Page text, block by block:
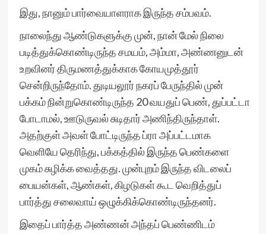
இது, நானும் பார்வையாளராக இருந்த சம்பவம்.
நாலைந்து ஆண்டுகளுக்கு முன், நான் மேல் நிலை
படித்துக்கொண்டிருந்த சமயம், அம்மா, அண்ணனுடன்
உறவினர் திருமணத்துக்காக கோயமுத்தூர்
சென்றிருந்தோம். துடியலூர் நகரப் பேருந்தில் முன்
பக்கம் நின்றுகொண்டிருந்த 20 வயதுப் பெண், துப்பட்டா
போடாமல், ஊடுருவல் சுடிதார் அணிந்திருந்தாள்.
அதற்குள் அவள் போட்டிருந்த ப்ரா அப்பட்டமாக
வெளியே தெரிந்து, பக்கத்தில் இருந்த பெண்களை
முகம் சுழிக்க வைத்தது. முன்புறம் இருந்த விடலைப்
பையன்கள், ஆண்கள், கிழடுகள் கூட வெறித்துப்
பார்த்து சலைவாய் ஒழுக்கிக்கொண்டிருந்தனர்.
இதைப் பார்த்த அண்ணன் அந்தப் பெண்ணிடம்